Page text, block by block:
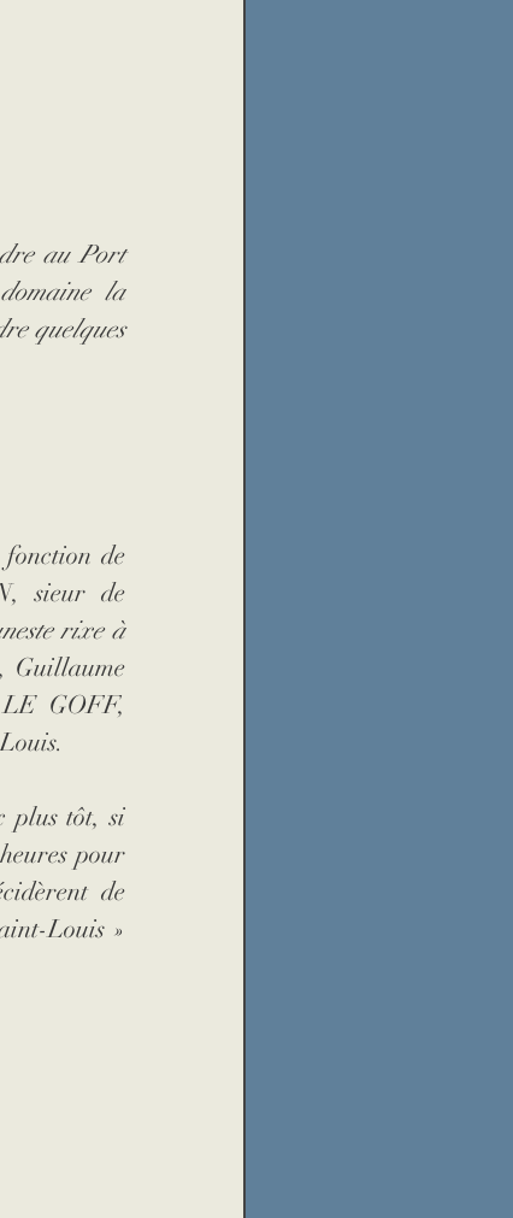
au Port
la
quelques
de
sieur de
rixe à
Guillaume
GOFF,
plus tôt, si
pour
de
Louis »